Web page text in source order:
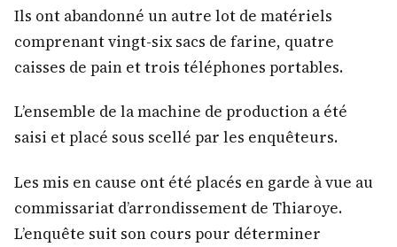
Ils ont abandonné un autre lot de matériels
comprenant vingt-six sacs de farine, quatre
caisses de pain et trois téléphones portables.
L’ensemble de la machine de production a été
saisi et placé sous scellé par les enquêteurs.
Les mis en cause ont été placés en garde à vue au
commissariat d’arrondissement de Thiaroye.
L’enquête suit son cours pour déterminer